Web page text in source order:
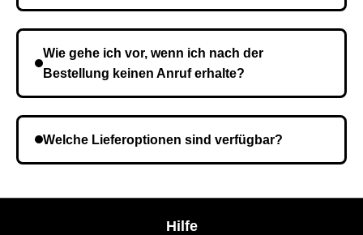
Wie gehe ich vor, wenn ich nach der
Bestellung keinen Anruf erhalte?
und wiederholen Sie gegebenenfalls die Bestellung.
Welche Lieferoptionen sind verfügbar?
Liefermethode wählen, die am besten zu Ihnen
Hilfe